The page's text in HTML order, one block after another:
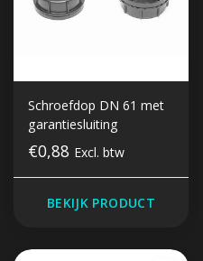
Schroefdop DN 61 met
garantiesluiting
€0,88 Excl. btw
BEKIJK PRODUCT